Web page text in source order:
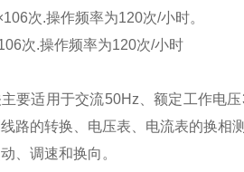
次.操作频率为120次/小时。
次.操作频率为120次/小时
要适用于交流50Hz、额定工作电
路的转换、电压表、电流表的换相
、调速和换向 。